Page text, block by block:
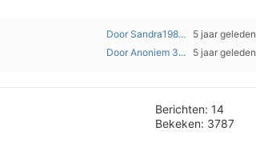
Door Sandra198...5 jaar geleden
Door Anoniem 3...5 jaar geleden
Berichten: 14
Bekeken: 3787